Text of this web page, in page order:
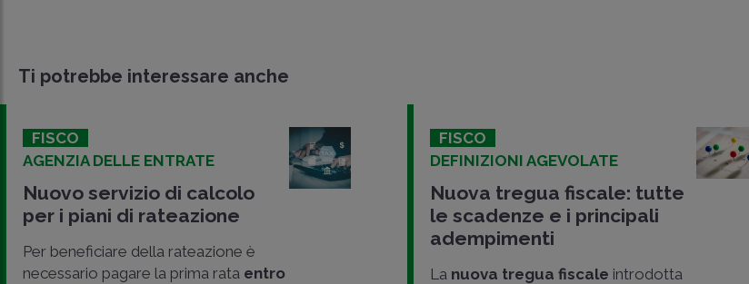
Ti potrebbe interessare anche
FISCO
AGENZIA DELLE ENTRATE
Nuovo servizio di calcolo
per i piani di rateazione
Per beneficiare della rateazione è
necessario pagare la prima rata entro
FISCO
DEFINIZIONI AGEVOLATE
Nuova tregua fiscale: tutte
le scadenze e i principali
adempimenti
La nuova tregua fiscale introdotta